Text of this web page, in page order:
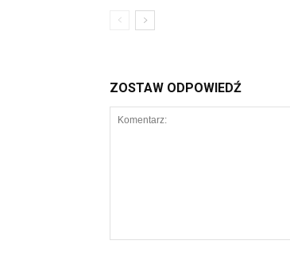
ZOSTAW ODPOWIEDŹ